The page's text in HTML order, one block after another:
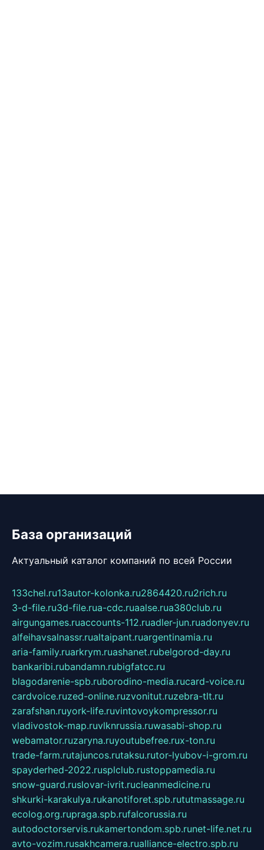
База организаций
Актуальный каталог компаний по всей России
133chel.ru13autor-kolonka.ru2864420.ru2rich.ru
3-d-file.ru3d-file.rua-cdc.ruaalse.rua380club.ru
airgungames.ruaccounts-112.ruadler-jun.ruadonyev.ru
alfeihavsalnassr.rualtaipant.ruargentinamia.ru
aria-family.ruarkrym.ruashanet.rubelgorod-day.ru
bankaribi.rubandamn.rubigfatcc.ru
blagodarenie-spb.ruborodino-media.rucard-voice.ru
cardvoice.ruzed-online.ruzvonitut.ruzebra-tlt.ru
zarafshan.ruyork-life.ruvintovoykompressor.ru
vladivostok-map.ruvlknrussia.ruwasabi-shop.ru
webamator.ruzaryna.ruyoutubefree.rux-ton.ru
trade-farm.rutajuncos.rutaksu.rutor-lyubov-i-grom.ru
spayderhed-2022.rusplclub.rustoppamedia.ru
snow-guard.ruslovar-ivrit.rucleanmedicine.ru
shkurki-karakulya.rukanotiforet.spb.rututmassage.ru
ecolog.org.rupraga.spb.rufalcorussia.ru
autodoctorservis.rukamertondom.spb.runet-life.net.ru
avto-vozim.rusakhcamera.rualliance-electro.spb.ru